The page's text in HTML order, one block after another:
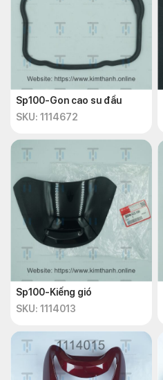
Sp100-Gon cao su đầu
SKU: 1114672
Sp100-Kiếng gió
SKU: 1114013